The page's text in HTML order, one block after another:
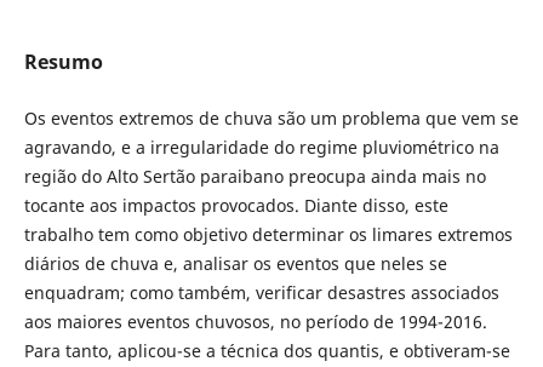
Resumo
Os eventos extremos de chuva são um problema que vem se
agravando, e a irregularidade do regime pluviométrico na
região do Alto Sertão paraibano preocupa ainda mais no
tocante aos impactos provocados. Diante disso, este
trabalho tem como objetivo determinar os limares extremos
diários de chuva e, analisar os eventos que neles se
enquadram; como também, verificar desastres associados
aos maiores eventos chuvosos, no período de 1994-2016.
Para tanto, aplicou-se a técnica dos quantis, e obtiveram-se